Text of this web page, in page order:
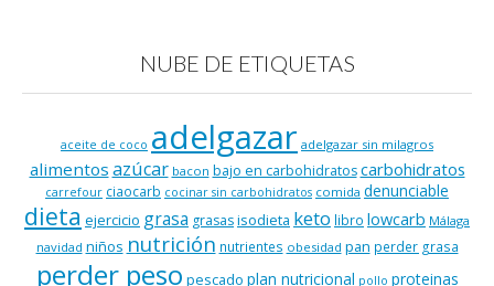
NUBE DE ETIQUETAS
aceite de coco adelgazar adelgazar sin milagros
alimentos azúcar bacon bajo en carbohidratos carbohidratos
carrefour ciaocarb cocinar sin carbohidratos comida denunciable
dieta ejercicio grasa grasasisodieta keto libro lowcarb Málaga
navidad niños nutrición nutrientes obesidad pan perder grasa
perder peso pescado plan nutricional pollo proteinas